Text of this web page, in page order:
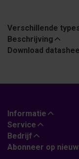
Verschillende
Beschrijving
Download
Informatie
Service
Bedrijf
Abonneer op